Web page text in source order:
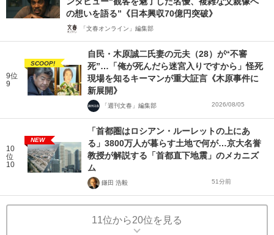
の想いを語る”《日本興収70億円突破》
「文春オンライン」編集部
9位
9
SCOOP!
自民・木原誠二氏妻の元夫（28）が“不審
死”…「俺が死んだら迷宮入りですから」怪死
現場を知るキーマンが重大証言《木原事件に
新展開》
「週刊文春」編集部 2026/08/05
10
位
10
NEW
「首都圏はロシアン・ルーレットの上にあ
る」3800万人が暮らす土地で何が…京大名誉
教授が解説する「首都直下地震」のメカニズ
ム
鎌田 浩毅 51分前
11位から20位を見る